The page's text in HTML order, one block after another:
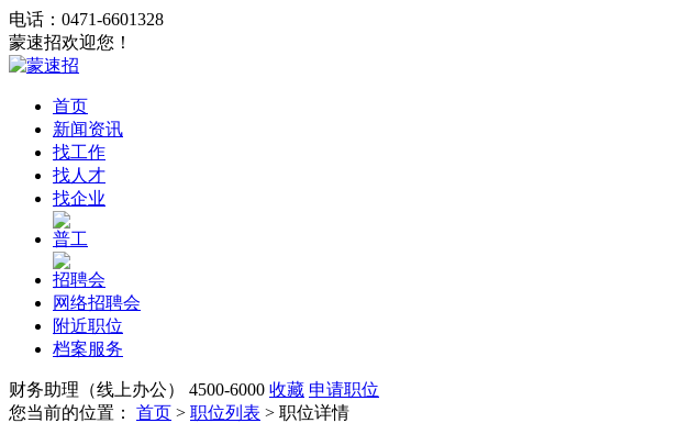
电话：0471-6601328
蒙速招欢迎您！
首页
新闻资讯
找工作
找人才
找企业
普工
招聘会
网络招聘会
附近职位
档案服务
财务助理（线上办公） 4500-6000 收藏 申请职位
您当前的位置： 首页 > 职位列表 > 职位详情